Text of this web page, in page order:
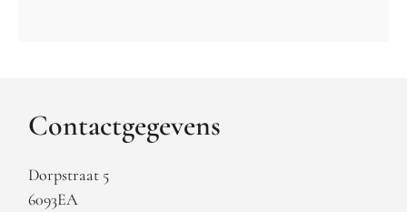
Contactgegevens
Dorpstraat 5
6093EA